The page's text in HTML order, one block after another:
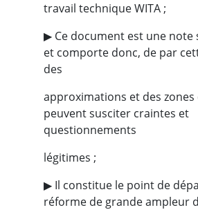
travail technique WITA ;
▶︎ Ce document est une note
et comporte donc, de par
des
approximations et des zones
peuvent susciter craintes et
questionnements
légitimes ;
▶︎ Il constitue le point de
réforme de grande ampleur